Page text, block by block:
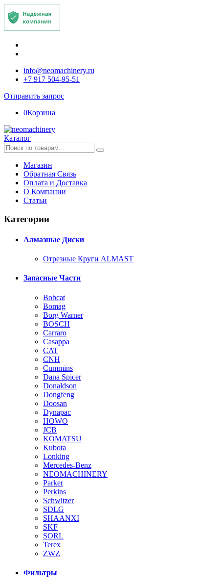
info@neomachinery.ru
+7 917 504-95-51
Отправить запрос
0Корзина
Каталог
Искать:
Магазин
Обратная Связь
Оплата и Доставка
О Компании
Статьи
Категории
Алмазные Диски
Отрезные Круги ALMAST
Запасные Части
Bobcat
Bomag
Borg Warner
BOSCH
Carraro
Casappa
CAT
CNH
Cummins
Dana Spicer
Donaldson
Dongfeng
Doosan
Dynapac
HOWO
JCB
KOMATSU
Kubota
Lonking
Mercedes-Benz
NEOMACHINERY
Parker
Perkins
Schwitzer
SDLG
SHAANXI
SKF
SORL
Terex
ZWZ
Фильтры